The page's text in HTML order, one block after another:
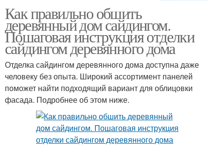
Сайдинг для фасада Акриловый сайдинг
Сайдинг для наружной
обшивки
Сайдинг без утеплителя
Сравнение с
виниловым сайдингом
Сайдинг под дерево
Как правильно обшить
деревянный дом сайдингом.
Пошаговая инструкция отделки
сайдингом деревянного дома
Отделка сайдингом деревянного дома доступна даже
человеку без опыта. Широкий ассортимент панелей
поможет найти подходящий вариант для облицовки
фасада. Подробнее об этом ниже.